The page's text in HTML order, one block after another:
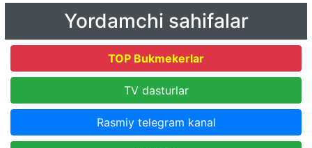
Yordamchi sahifalar
TOP Bukmekerlar
TV dasturlar
Rasmiy telegram kanal